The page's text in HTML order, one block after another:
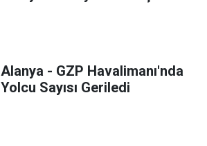
Alanya - GZP Havalimanı'nda
Yolcu Sayısı Geriledi